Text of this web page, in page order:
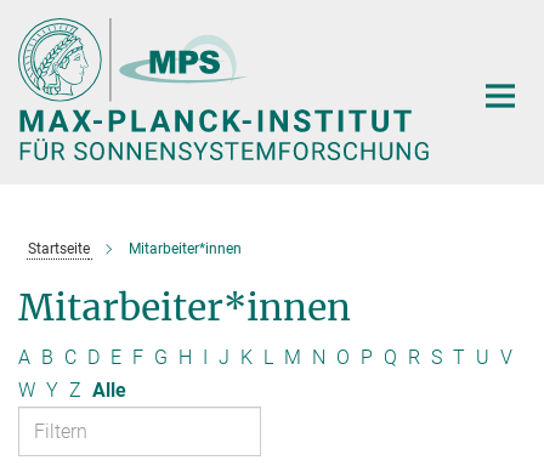
Hauptinhalt
Startseite Mitarbeiter*innen
Mitarbeiter*innen
A B C D E F G H I J K L M N O P Q R S T U V
W Y Z Alle